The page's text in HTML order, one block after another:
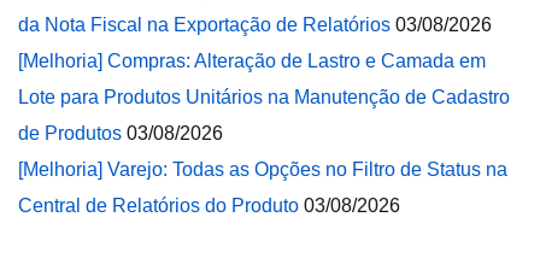
da Nota Fiscal na Exportação de Relatórios 03/08/2026
[Melhoria] Compras: Alteração de Lastro e Camada em
Lote para Produtos Unitários na Manutenção de Cadastro
de Produtos 03/08/2026
[Melhoria] Varejo: Todas as Opções no Filtro de Status na
Central de Relatórios do Produto 03/08/2026